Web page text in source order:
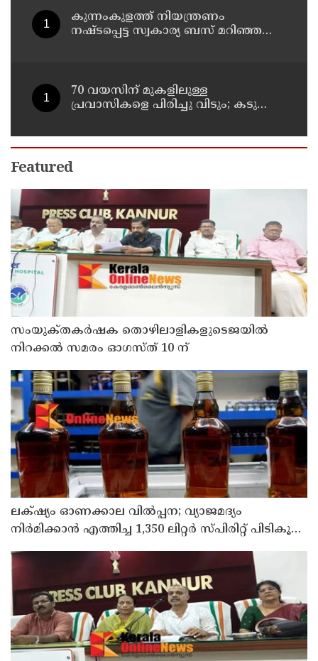
കുന്നംകുളത്ത് നിയന്ത്രണം
നഷ്ടപ്പെട്ട സ്വകാര്യ ബസ് മറിഞ്ഞ
70 വയസിന് മുകളിലുള്ള
പ്രവാസികളെ പിരിച്ചു വിടും; കടുത്ത
Featured
സംയുക്‌തകർഷക തൊഴിലാളികളുടെജയിൽ
നിറക്കൽ സമരം ഓഗസ്ത് 10 ന്
ലക്‌ഷ്യം ഓണക്കാല വിൽപ്പന; വ്യാജമദ്യം
നിർമിക്കാൻ എത്തിച്ച 1,350 ലിറ്റർ സ്പിരിറ്റ് പിടികൂടി;
രണ്ട് പേർ അറസ്റ്റിൽ